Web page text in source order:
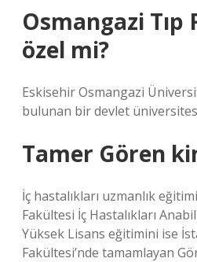
Osmangazi Tıp
özel mi?
Eskisehir Osmangazi
bulunan bir devlet
Tamer Gören
İç hastalıkları uzmanlık
Fakültesi İç Hastalıkları
Yüksek Lisans eğitimini ise
Fakültesi’nde tamamlayan